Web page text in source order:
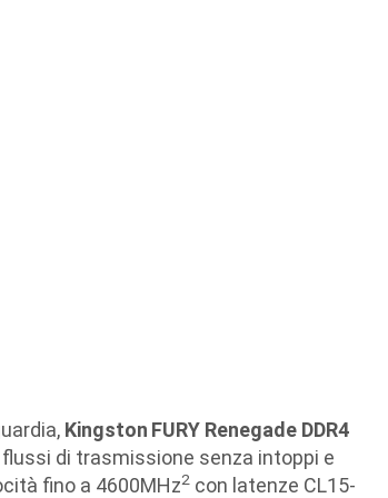
Kingston FURY Renegade DDR4
di trasmissione senza intoppi e
fino a 4600MHz2 con latenze CL15-